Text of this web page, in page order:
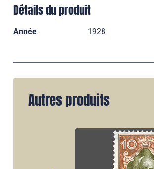
Détails du produit
Année 1928
Autres produits